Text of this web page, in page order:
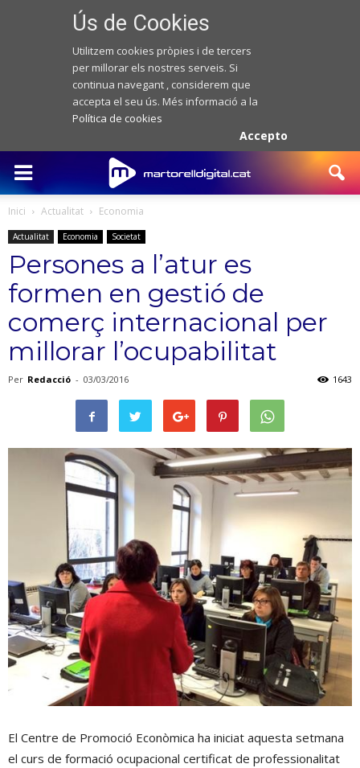
Ús de Cookies
Utilitzem cookies pròpies i de tercers
per millorar els nostres serveis. Si
continua navegant , considerem que
accepta el seu ús. Més informació a la
Política de cookies
Accepto
Inici Actualitat Economia
Actualitat Economia Societat
Persones a l’atur es
formen en gestió de
comerç internacional per
millorar l’ocupabilitat
Per Redacció - 03/03/2016 1643
El Centre de Promoció Econòmica ha iniciat aquesta setmana
el curs de formació ocupacional certificat de professionalitat